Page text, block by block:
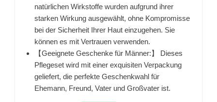
natürlichen Wirkstoffe wurden aufgrund ihrer
starken Wirkung ausgewählt, ohne Kompromisse
bei der Sicherheit Ihrer Haut einzugehen. Sie
können es mit Vertrauen verwenden.
【Geeignete Geschenke für Männer:】 Dieses
Pflegeset wird mit einer exquisiten Verpackung
geliefert, die perfekte Geschenkwahl für
Ehemann, Freund, Vater und Großvater ist.